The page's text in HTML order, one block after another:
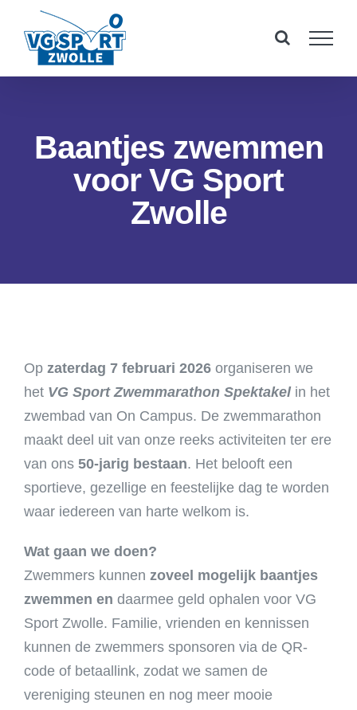
naar
Baantjes zwemmen
voor VG Sport
Zwolle
Op zaterdag 7 februari 2026organiseren we
het VG Sport Zwemmarathon Spektakelin het
zwembad van On Campus. De zwemmarathon
maakt deel uit van onze reeks activiteiten ter ere
van ons 50-jarig bestaan. Het belooft een
sportieve, gezellige en feestelijke dag te worden
waar iedereen van harte welkom is.
Wat gaan we doen?
Zwemmers kunnen zoveel mogelijk baantjes
zwemmen en daarmee geld ophalen voor VG
Sport Zwolle. Familie, vrienden en kennissen
kunnen de zwemmers sponsoren via de QR-
code of betaallink, zodat we samen de
vereniging steunen en nog meer mooie